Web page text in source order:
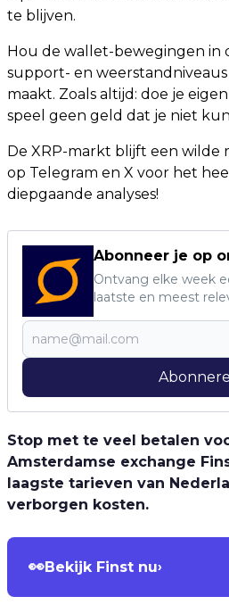
te blijven.
Hou de wallet-bewegingen in
support- en
maakt. Zoals altijd: doe je
speel geen geld dat je niet
De XRP-markt blijft een wilde
op Telegram en X voor het
diepgaande analyses!
Abonneer je op
Ontvang elke week
laatste en meest
Stop met te veel betalen
Amsterdamse exchange
laagste tarieven van
verborgen kosten.
👀Bekijk Finst nu›